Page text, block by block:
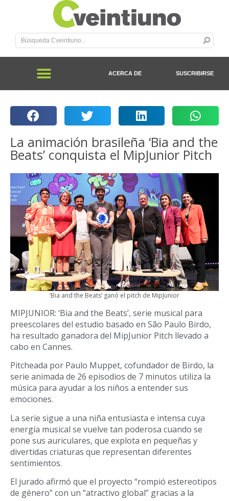
ACERCA DE SUSCRIBIRSE
La animación brasileña ‘Bia and the
Beats’ conquista el MipJunior Pitch
‘Bia and the Beats’ ganó el pitch de MipJunior
MIPJUNIOR: ‘Bia and the Beats’, serie musical para
preescolares del estudio basado en São Paulo Birdo,
ha resultado ganadora del MipJunior Pitch llevado a
cabo en Cannes.
Pitcheada por Paulo Muppet, cofundador de Birdo, la
serie animada de 26 episodios de 7 minutos utiliza la
música para ayudar a los niños a entender sus
emociones.
La serie sigue a una niña entusiasta e intensa cuya
energía musical se vuelve tan poderosa cuando se
pone sus auriculares, que explota en pequeñas y
divertidas criaturas que representan diferentes
sentimientos.
El jurado afirmó que el proyecto “rompió estereotipos
de género” con un “atractivo global” gracias a la